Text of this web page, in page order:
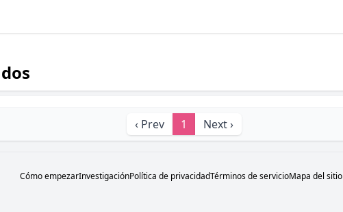
‹ Prev 1 Next ›
Cómo empezarInvestigaciónPolítica de privacidadTérminos de servicioMapa del sitio